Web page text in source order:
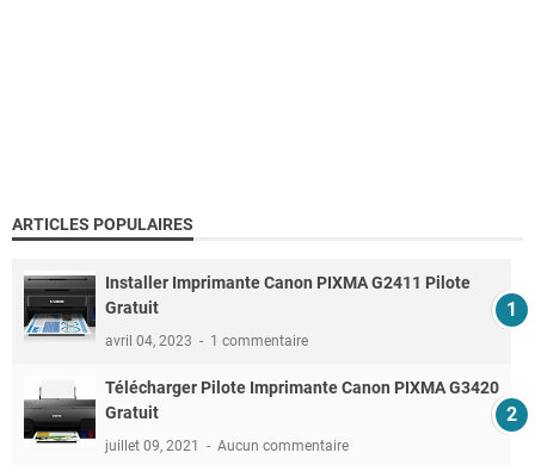
ARTICLES POPULAIRES
Installer Imprimante Canon PIXMA G2411 Pilote
Gratuit
avril 04, 2023 1 commentaire
Télécharger Pilote Imprimante Canon PIXMA G3420
Gratuit
juillet 09, 2021 Aucun commentaire